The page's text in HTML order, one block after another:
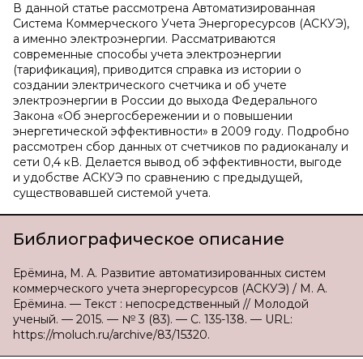
В данной статье рассмотрена Автоматизированная
Система Коммерческого Учета Энергоресурсов (АСКУЭ),
а именно электроэнергии. Рассматриваются
современные способы учета электроэнергии
(тарификация), приводится справка из истории о
создании электрического счетчика и об учете
электроэнергии в России до выхода Федерального
Закона «Об энергосбережении и о повышении
энергетической эффективности» в 2009 году. Подробно
рассмотрен сбор данных от счетчиков по радиоканалу и
сети 0,4 кВ. Делается вывод об эффективности, выгоде
и удобстве АСКУЭ по сравнению с предыдущей,
существовавшей системой учета.
Библиографическое описание
Ерёмина, М. А. Развитие автоматизированных систем
коммерческого учета энергоресурсов (АСКУЭ) / М. А.
Ерёмина. — Текст : непосредственный // Молодой
ученый. — 2015. — № 3 (83). — С. 135-138. — URL:
https://moluch.ru/archive/83/15320.